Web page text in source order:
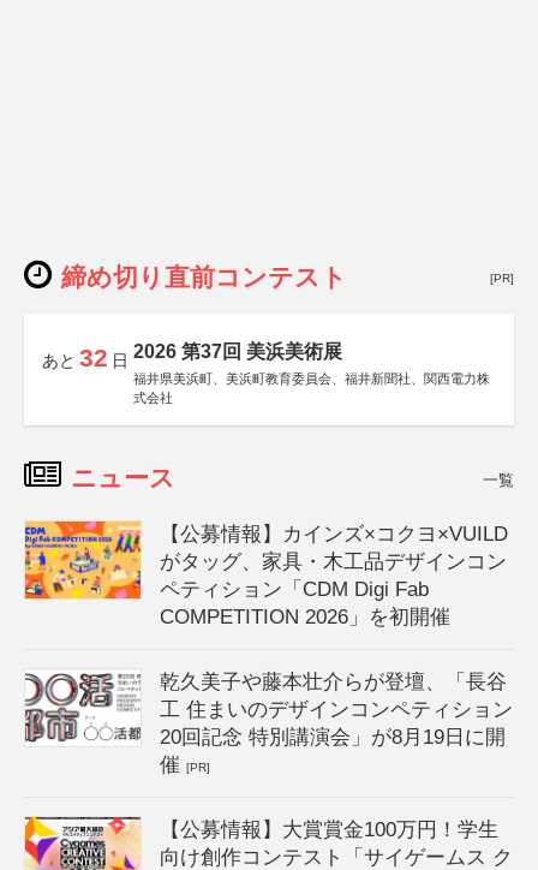
締め切り直前コンテスト [PR]
あと 32 日 2026 第37回 美浜美術展
福井県美浜町、美浜町教育委員会、福井新聞社、関西電力株
式会社
ニュース 一覧
【公募情報】カインズ×コクヨ×VUILD
がタッグ、家具・木工品デザインコン
ペティション「CDM Digi Fab
COMPETITION 2026」を初開催
乾久美子や藤本壮介らが登壇、「長谷
工 住まいのデザインコンペティション
20回記念 特別講演会」が8月19日に開
催[PR]
【公募情報】大賞賞金100万円！学生
向け創作コンテスト「サイゲームス ク